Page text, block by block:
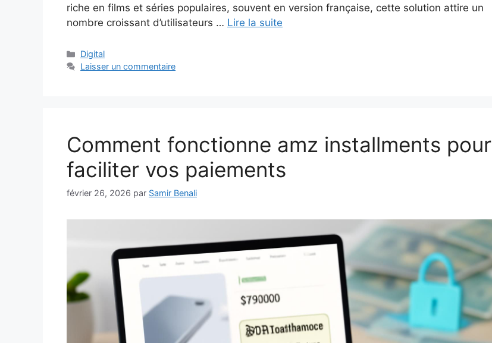
riche en films et séries populaires, souvent en version française, cette solution attire un
nombre croissant d’utilisateurs … Lire la suite
Catégories
Digital
Laisser un commentaire
Comment fonctionne amz installments pour
faciliter vos paiements
février 26, 2026 par Samir Benali